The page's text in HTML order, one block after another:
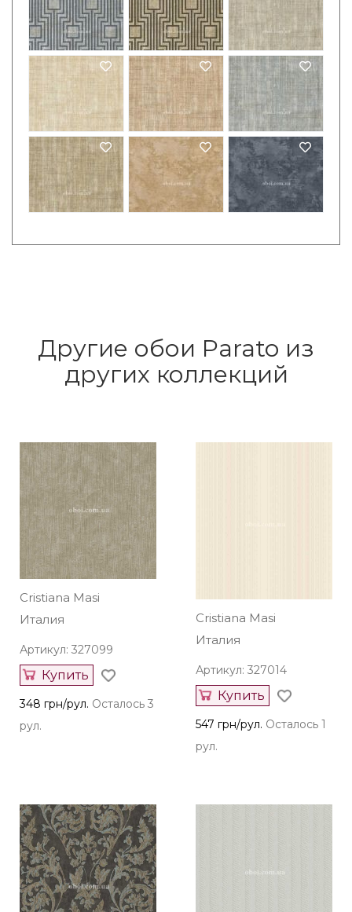
Другие обои Parato из
других коллекций
Cristiana Masi
Италия
Артикул: 327099
Купить
348 грн/рул. Осталось 3
рул.
Cristiana Masi
Италия
Артикул: 327014
Купить
547 грн/рул. Осталось 1
рул.